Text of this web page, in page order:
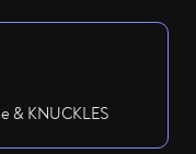
& KNUCKLES